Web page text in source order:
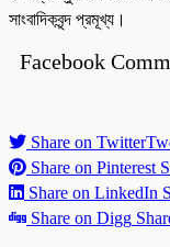
সাংবাদিকবৃন্দ প্রমূখ্য।
Facebook
Share on Twitter
Share on Pinterest
Share on LinkedIn
Share on Digg